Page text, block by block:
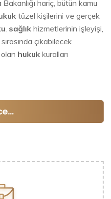
hariç, bütün kamu
tüzel kişilerini ve gerçek
sağlık hizmetlerinin işleyişi,
çıkabilecek
hukuk kuralları